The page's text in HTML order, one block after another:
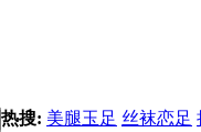
热搜: 美腿玉足 丝袜恋足